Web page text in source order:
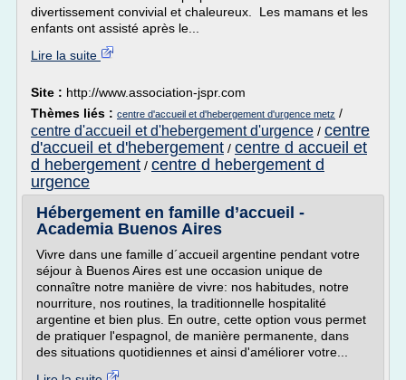
divertissement convivial et chaleureux. Les mamans et les
enfants ont assisté après le...
Lire la suite
Site : http://www.association-jspr.com
Thèmes liés : centre d'accueil et d'hebergement d'urgence metz /
centre d'accueil et d'hebergement d'urgence / centre
d'accueil et d'hebergement / centre d accueil et
d hebergement / centre d hebergement d
urgence
Hébergement en famille d’accueil -
Academia Buenos Aires
Vivre dans une famille d´accueil argentine pendant votre
séjour à Buenos Aires est une occasion unique de
connaître notre manière de vivre: nos habitudes, notre
nourriture, nos routines, la traditionnelle hospitalité
argentine et bien plus. En outre, cette option vous permet
de pratiquer l'espagnol, de manière permanente, dans
des situations quotidiennes et ainsi d'améliorer votre...